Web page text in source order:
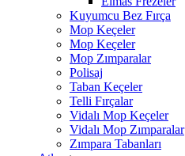
Kuyumcu Bez Fırça
Mop Keçeler
Mop Keçeler
Mop Zımparalar
Polisaj
Taban Keçeler
Telli Fırçalar
Vidalı Mop Keçeler
Vidalı Mop Zımparalar
Zımpara Tabanları